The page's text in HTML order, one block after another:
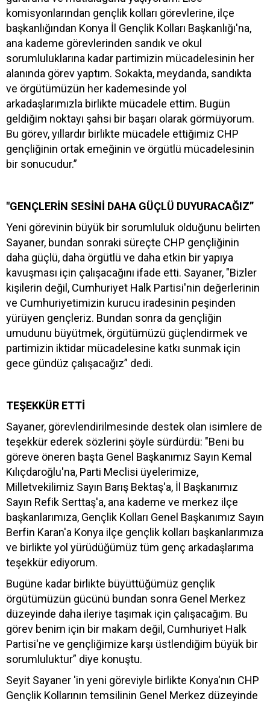
komisyonlarından gençlik kolları görevlerine, ilçe
başkanlığından Konya İl Gençlik Kolları Başkanlığı'na,
ana kademe görevlerinden sandık ve okul
sorumluluklarına kadar partimizin mücadelesinin her
alanında görev yaptım. Sokakta, meydanda, sandıkta
ve örgütümüzün her kademesinde yol
arkadaşlarımızla birlikte mücadele ettim. Bugün
geldiğim noktayı şahsi bir başarı olarak görmüyorum.
Bu görev, yıllardır birlikte mücadele ettiğimiz CHP
gençliğinin ortak emeğinin ve örgütlü mücadelesinin
bir sonucudur.”
"GENÇLERİN SESİNİ DAHA GÜÇLÜ DUYURACAĞIZ”
Yeni görevinin büyük bir sorumluluk olduğunu belirten
Sayaner, bundan sonraki süreçte CHP gençliğinin
daha güçlü, daha örgütlü ve daha etkin bir yapıya
kavuşması için çalışacağını ifade etti. Sayaner, "Bizler
kişilerin değil, Cumhuriyet Halk Partisi'nin değerlerinin
ve Cumhuriyetimizin kurucu iradesinin peşinden
yürüyen gençleriz. Bundan sonra da gençliğin
umudunu büyütmek, örgütümüzü güçlendirmek ve
partimizin iktidar mücadelesine katkı sunmak için
gece gündüz çalışacağız” dedi.
TEŞEKKÜR ETTİ
Sayaner, görevlendirilmesinde destek olan isimlere de
teşekkür ederek sözlerini şöyle sürdürdü: "Beni bu
göreve öneren başta Genel Başkanımız Sayın Kemal
Kılıçdaroğlu'na, Parti Meclisi üyelerimize,
Milletvekilimiz Sayın Barış Bektaş'a, İl Başkanımız
Sayın Refik Serttaş'a, ana kademe ve merkez ilçe
başkanlarımıza, Gençlik Kolları Genel Başkanımız Sayın
Berfin Karan'a Konya ilçe gençlik kolları başkanlarımıza
ve birlikte yol yürüdüğümüz tüm genç arkadaşlarıma
teşekkür ediyorum.
Bugüne kadar birlikte büyüttüğümüz gençlik
örgütümüzün gücünü bundan sonra Genel Merkez
düzeyinde daha ileriye taşımak için çalışacağım. Bu
görev benim için bir makam değil, Cumhuriyet Halk
Partisi'ne ve gençliğimize karşı üstlendiğim büyük bir
sorumluluktur” diye konuştu.
Seyit Sayaner 'in yeni göreviyle birlikte Konya'nın CHP
Gençlik Kollarının temsilinin Genel Merkez düzeyinde